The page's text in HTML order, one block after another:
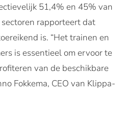
51,4% en 45% van
rapporteert dat
is​. “Het trainen en
is essentieel om ervoor te
van de beschikbare
Fokkema, CEO van Klippa-